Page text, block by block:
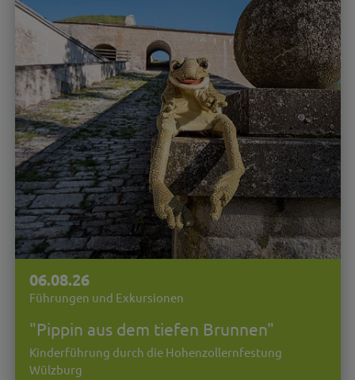
06.08.26
Führungen und Exkursionen
"Pippin aus dem tiefen Brunnen"
Kinderführung durch die Hohenzollernfestung
Wülzburg